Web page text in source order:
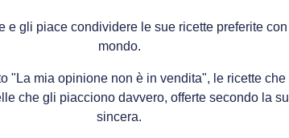
e gli piace condividere le sue ricette preferite con
mondo.
"La mia opinione non è in vendita", le ricette
che gli piacciono davvero, offerte secondo la
sincera.